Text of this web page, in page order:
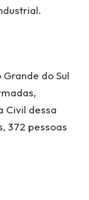
do Sul
Civil dessa
372 pessoas